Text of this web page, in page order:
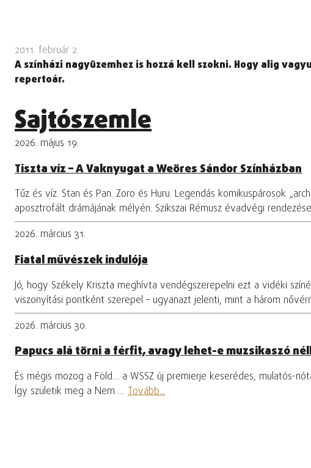
2011. február 2.
A színházi nagyüzemhez is hozzá kell szokni. Hogy alig
repertoár.
Sajtószemle
2026. május 19.
Tiszta víz – A Vaknyugat a Weöres Sándor Színházban
Tűz és víz. Stan és Pan. Zoro és Huru. Legendás komikuspárosok
aposztrofált drámájának mélyén. Szikszai Rémusz évadvégi
2026. március 31.
Fiatal művészek indulója
Jó, hogy Székely Kriszta meghívta vendégszerepelni ezt a vidéki
viszonyítási pontként szerepel – ugyanazt jelenti, mint a három
2026. március 30.
Papucs alá törni a férfit, avagy lehet-e muzsikaszó
És mégis mozog a Föld… a WSSZ új premierje keserédes, mulatós-
Így születik meg a Nem … Tovább...